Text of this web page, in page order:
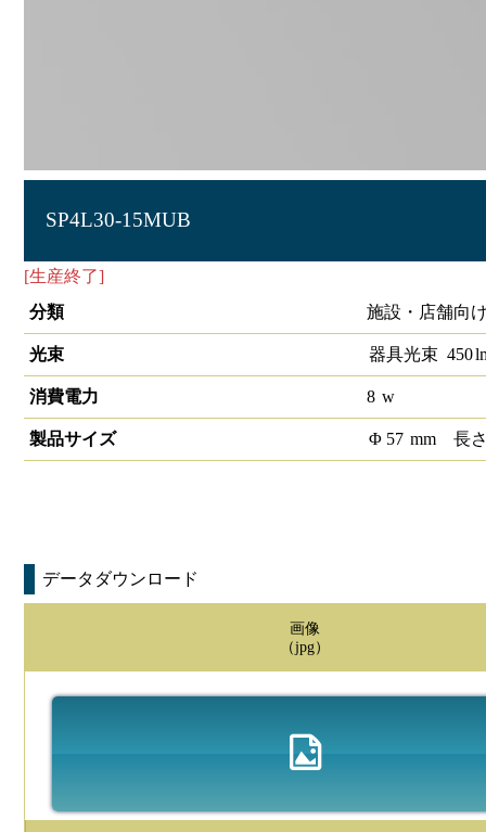
SP4L30-15MUB
[生産終了]
分類
施設・店舗向
光束 器具光束 450
消費電力 8 w
製品サイズ Φ 57 mm 長
データダウンロード
画像
（jpg）